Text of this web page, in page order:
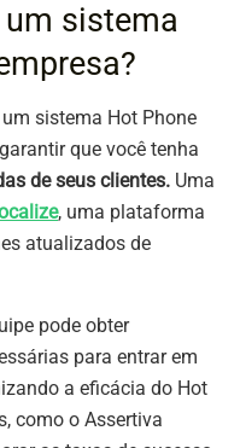
sistema
sistema Hot Phone
que você tenha
de seus clientes. Uma
, uma plataforma
atualizados de
pode obter
para entrar em
a eficácia do Hot
como o Assertiva